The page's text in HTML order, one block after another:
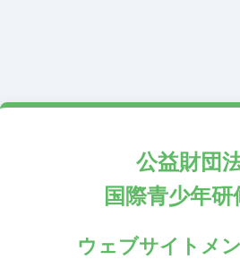
公益財団
国際青少年
ウェブサイトメ